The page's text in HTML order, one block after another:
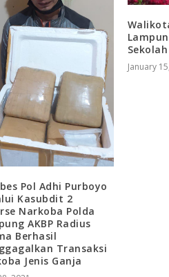
Pol Adhi Purboyo
Kasubdit 2
Narkoba Polda
AKBP Radius
Berhasil
Transaksi
Jenis Ganja
January